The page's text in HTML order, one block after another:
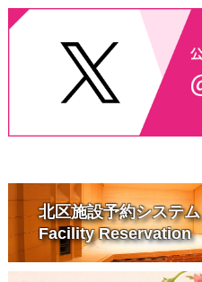
北区施設予約システム
Facility Reservation